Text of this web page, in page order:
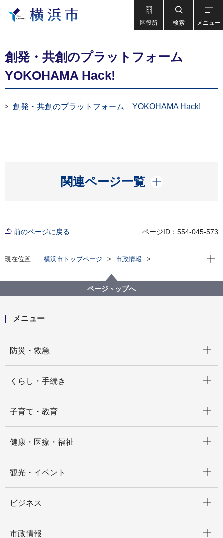
区役所 検索 メニュー
創発・共創のプラットフォーム
YOKOHAMA Hack!
創発・共創のプラットフォーム YOKOHAMA Hack!
関連ページ一覧
開く
前のページに戻る ページID：554-045-573
現在位置 横浜市トップページ
市政情報
創発・共創のプラットフォーム YOKOHAMA Hack!
現在
ページトップへ
メニュー
防災・救急
くらし・手続き
子育て・教育
健康・医療・福祉
観光・イベント
ビジネス
市政情報